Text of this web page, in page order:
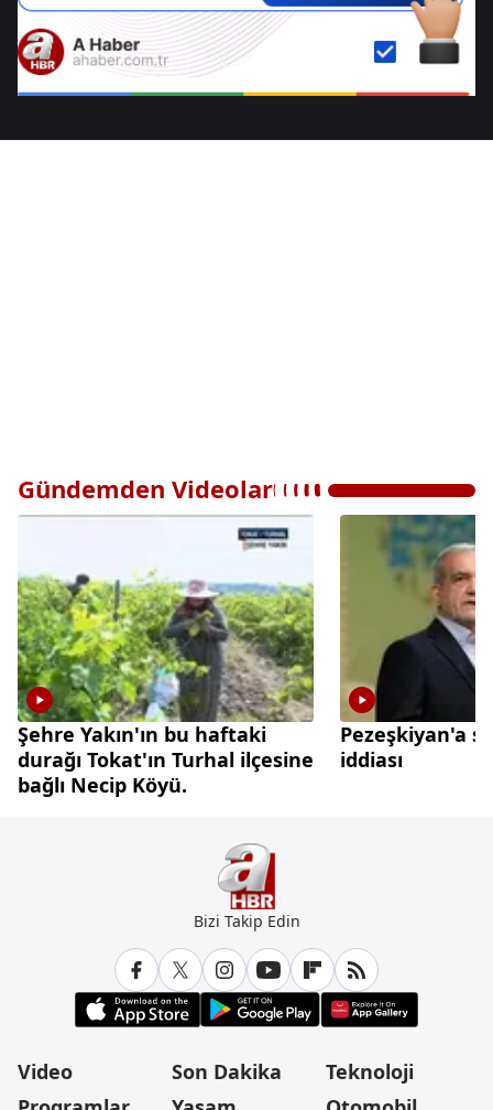
Gündemden Videolar
Şehre Yakın'ın bu haftaki
durağı Tokat'ın Turhal ilçesine
bağlı Necip Köyü.
Pezeşkiyan'a
iddiası
Bizi Takip Edin
Video
Son Dakika
Teknoloji